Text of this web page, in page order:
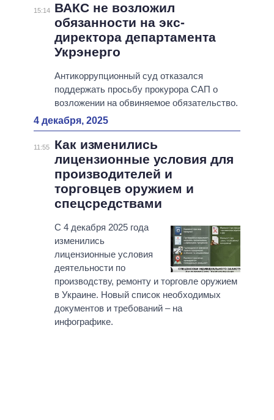
15:14
ВАКС не возложил
обязанности на экс-
директора департамента
Укрэнерго
Антикоррупционный суд отказался
поддержать просьбу прокурора САП о
возложении на обвиняемое обязательство.
4 декабря, 2025
11:55
Как изменились
лицензионные условия для
производителей и
торговцев оружием и
спецсредствами
С 4 декабря 2025 года
изменились
лицензионные условия
деятельности по
производству, ремонту и торговле оружием
в Украине. Новый список необходимых
документов и требований – на
инфографике.